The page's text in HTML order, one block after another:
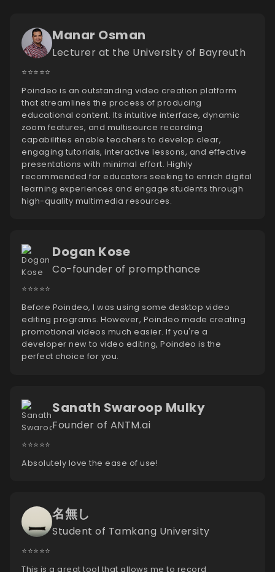
Manar Osman
Lecturer at the University of Bayreuth
⭐️⭐️⭐️⭐️⭐️
Poindeo is an outstanding video creation platform
that streamlines the process of producing
educational content. Its intuitive interface, dynamic
zoom features, and multisource recording
capabilities enable teachers to develop clear,
engaging tutorials, interactive lessons, and effective
presentations with minimal effort. Highly
recommended for educators seeking to enrich digital
learning experiences and engage students through
high-quality multimedia resources.
Dogan Kose
Co-founder of prompthance
⭐️⭐️⭐️⭐️⭐️
Before Poindeo, I was using some desktop video
editing programs. However, Poindeo made creating
promotional videos much easier. If you're a
developer new to video editing, Poindeo is the
perfect choice for you.
Sanath Swaroop Mulky
Founder of ANTM.ai
⭐️⭐️⭐️⭐️⭐️
Absolutely love the ease of use!
名無し
Student of Tamkang University
⭐️⭐️⭐️⭐️⭐️
This is a great tool that allows me to record